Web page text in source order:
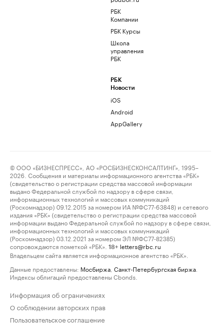
РБК
Компании
РБК Курсы
Школа
управления
РБК
РБК
Новости
iOS
Android
AppGallery
© ООО «БИЗНЕСПРЕСС», АО «РОСБИЗНЕСКОНСАЛТИНГ», 1995–
2026. Сообщения и материалы информационного агентства «РБК»
(свидетельство о регистрации средства массовой информации
выдано Федеральной службой по надзору в сфере связи,
информационных технологий и массовых коммуникаций
(Роскомнадзор) 09.12.2015 за номером ИА №ФС77-63848) и сетевого
издания «РБК» (свидетельство о регистрации средства массовой
информации выдано Федеральной службой по надзору в сфере связи,
информационных технологий и массовых коммуникаций
(Роскомнадзор) 03.12.2021 за номером ЭЛ №ФС77-82385)
сопровождаются пометкой «РБК».
18+ letters@rbc.ru
Владельцем сайта является информационное агентство «РБК».
Данные предоставлены: Мосбиржа Санкт-Петербургская биржа
Индексы облигаций предоставлены Cbonds.
Информация об ограничениях
О соблюдении авторских прав
Пользовательское соглашение